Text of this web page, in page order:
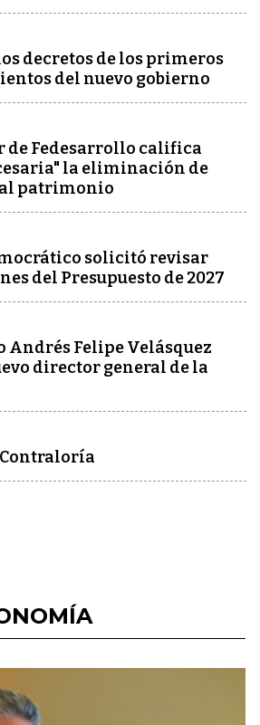
decretos de los primeros
del nuevo gobierno
de Fedesarrollo califica
la eliminación de
patrimonio
solicitó revisar
del Presupuesto de 2027
Andrés Felipe Velásquez
director general de la
Contraloría